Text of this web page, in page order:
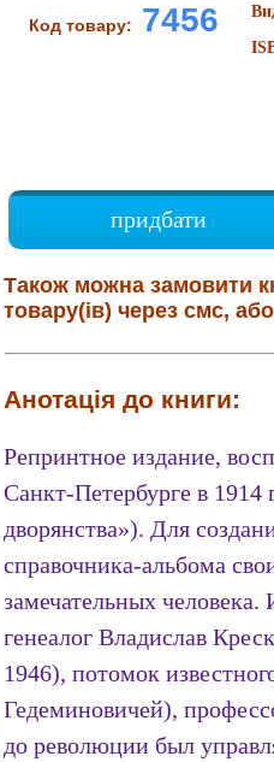
Код товару: 7456
придбати
Також можна замовити
товару(ів) через смс,
Анотація до книги:
Репринтное издание,
Санкт-Петербурге в 1914
дворянства»). Для
справочника-альбома
замечательных
генеалог Владислав
1946), потомок
Гедеминовичей),
до революции был